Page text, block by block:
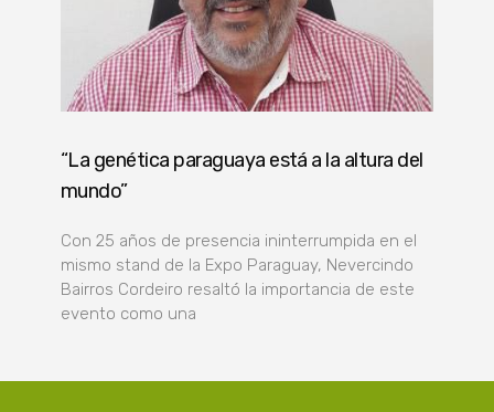
“La genética paraguaya está a la altura del
mundo”
Con 25 años de presencia ininterrumpida en el
mismo stand de la Expo Paraguay, Nevercindo
Bairros Cordeiro resaltó la importancia de este
evento como una